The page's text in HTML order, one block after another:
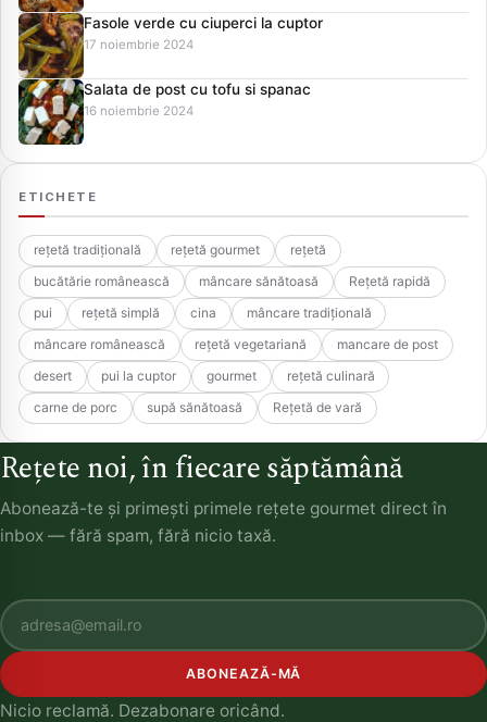
Fasole verde cu ciuperci la cuptor
17 noiembrie 2024
Salata de post cu tofu si spanac
16 noiembrie 2024
ETICHETE
rețetă tradițională rețetă gourmet
rețetă
bucătărie românească
mâncare sănătoasă
Rețetă rapidă
pui
rețetă simplă cina
mâncare tradițională
mâncare românească
rețetă vegetariană
mancare de post
desert
pui la cuptor gourmet
rețetă culinară
carne de porc
supă sănătoasă Rețetă de vară
Rețete noi, în fiecare săptămână
Abonează-te și primești primele rețete gourmet direct în
inbox — fără spam, fără nicio taxă.
ABONEAZĂ-MĂ
Nicio reclamă. Dezabonare oricând.